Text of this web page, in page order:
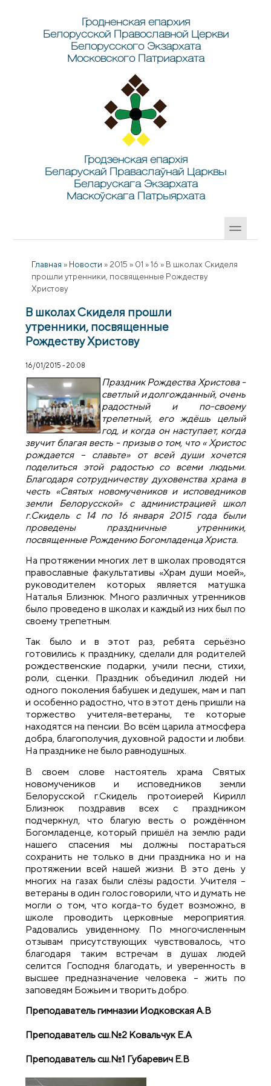
Гродненская епархия
Белорусской Православной Церкви
Белорусского Экзархата
Московского Патриархата
Гродзенская епархія
Беларускай Праваслаўнай Царквы
Беларускага Экзархата
Маскоўскага Патрыярхата
Главная » Новости » 2015 » 01 » 16 » В школах Скиделя
прошли утренники, посвященные Рождеству
Христову
В школах Скиделя прошли
утренники, посвященные
Рождеству Христову
16/01/2015 - 20:08
Праздник Рождества Христова -
светлый и долгожданный, очень
радостный и по-своему
трепетный, его ждёшь целый
год, и когда он наступает, когда
звучит благая весть - призыв о том, что « Христос
рождается – славьте» от всей души хочется
поделиться этой радостью со всеми людьми.
Благодаря сотрудничеству духовенства храма в
честь «Святых новомучеников и исповедников
земли Белорусской» с администрацией школ
г.Скидель с 14 по 16 января 2015 года были
проведены праздничные утренники,
посвященные Рождению Богомладенца Христа.
На протяжении многих лет в школах проводятся
православные факультативы «Храм души моей»,
руководителем которых является матушка
Наталья Близнюк. Много различных утренников
было проведено в школах и каждый из них был по
своему трепетным.
Так было и в этот раз, ребята серьёзно
готовились к празднику, сделали для родителей
рождественские подарки, учили песни, стихи,
роли, сценки. Праздник объединил людей ни
одного поколения бабушек и дедушек, мам и пап
и особенно радостно, что в этот день пришли на
торжество учителя-ветераны, те которые
находятся на пенсии. Во всём царила атмосфера
добра, благополучия, духовной радости и любви.
На празднике не было равнодушных.
В своем слове настоятель храма Святых
новомучеников и исповедников земли
Белорусской г.Скидель протоиерей Кирилл
Близнюк поздравив всех с праздником
подчеркнул, что благую весть о рождённом
Богомладенце, который пришёл на землю ради
нашего спасения мы должны постараться
сохранить не только в дни праздника но и на
протяжении всей нашей жизни. В это день у
многих на газах были слёзы радости. Учителя –
ветераны в один голос говорили, что и думать не
могли о том, что когда-то будет возможно, в
школе проводить церковные мероприятия.
Радовались увиденному. По многочисленным
отзывам присутствующих чувствовалось, что
благодаря таким встречам в душах людей
селится Господня благодать, и уверенность в
высшее предназначение человека – жить по
заповедям Божьим и творить добро.
Преподаватель гимназии Иодковская А.В
Преподаватель сш.№2 Ковальчук Е.А
Преподаватель сш.№1 Губаревич Е.В